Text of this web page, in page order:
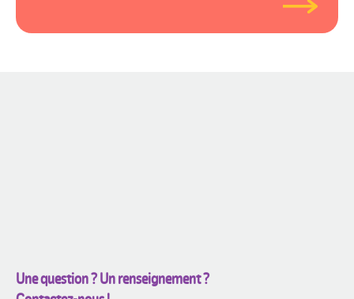
Une question ? Un renseignement ?